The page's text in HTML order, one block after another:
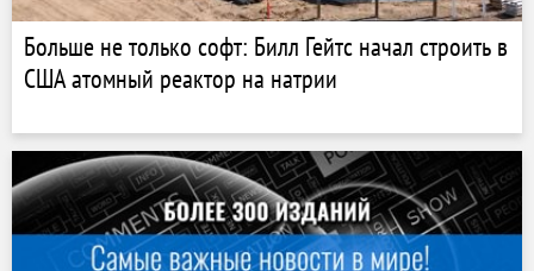
Больше не только софт: Билл Гейтс начал строить в
США атомный реактор на натрии